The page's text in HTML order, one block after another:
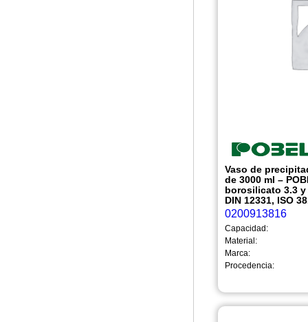
Vaso de
de 3000 ml –
borosilicato 3.3
DIN 12331, ISO
0200913816
Capacidad:
Material:
Marca:
Procedencia: